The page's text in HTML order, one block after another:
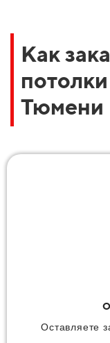
Как
Тюмени
Оставляете